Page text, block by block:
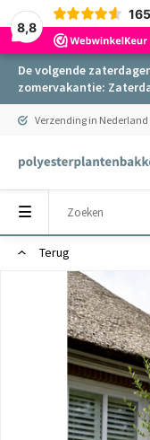
8,8
De volgende
zomervakantie:
Verzending in Nederland
Terug